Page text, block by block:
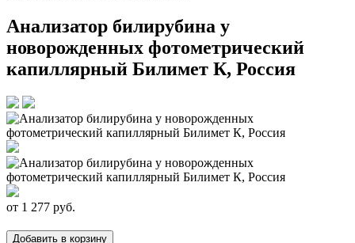
Анализатор билирубина у
новорожденных фотометрический
капиллярный Билимет К, Россия
от 1 277 руб.
Добавить в корзину